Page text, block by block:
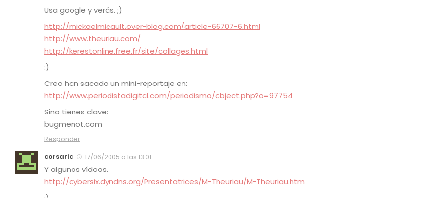
Usa google y verás. ;)
http://mickaelmicault.over-blog.com/article-66707-6.html
http://www.theuriau.com/
http://kerestonline.free.fr/site/collages.html
:)
Creo han sacado un mini-reportaje en:
http://www.periodistadigital.com/periodismo/object.php?o=97754
Sino tienes clave:
bugmenot.com
Responder
corsaria
17/06/2005 a las 13:01
Y algunos vídeos.
http://cybersix.dyndns.org/Presentatrices/M-Theuriau/M-Theuriau.htm